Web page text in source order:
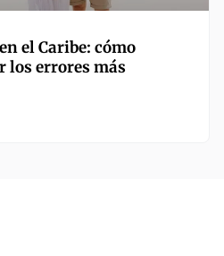
el Caribe: cómo
los errores más